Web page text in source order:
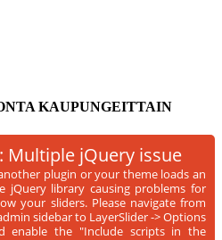
KAUPUNGEITTAIN
Multiple jQuery issue
plugin or your theme loads an
jQuery library causing problems for
your sliders. Please navigate from
sidebar to LayerSlider -> Options
enable the "Include scripts in the